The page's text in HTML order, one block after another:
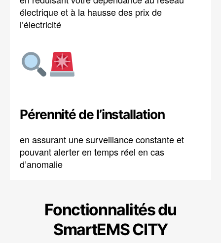
électrique et à la hausse des prix de
l’électricité
Pérennité de l’installation
en assurant une surveillance constante et
pouvant alerter en temps réel en cas
d’anomalie
Fonctionnalités du
SmartEMS CITY